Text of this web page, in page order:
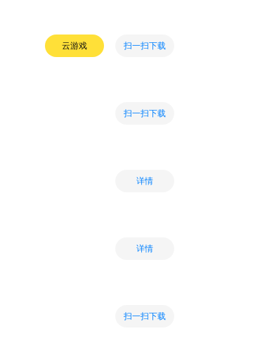
云游戏 扫一扫下载
扫一扫下载
详情
详情
扫一扫下载